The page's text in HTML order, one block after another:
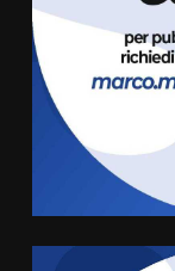
4
5